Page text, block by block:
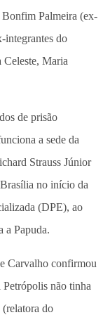
Palmeira (ex-
integrantes do
Celeste, Maria
de prisão
a sede da
Strauss Júnior
no início da
(DPE), ao
a Papuda.
Carvalho confirmou
não tinha
do